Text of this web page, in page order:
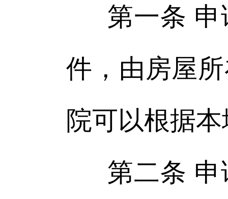
第一条
件，由房屋
院可以根据
第二条